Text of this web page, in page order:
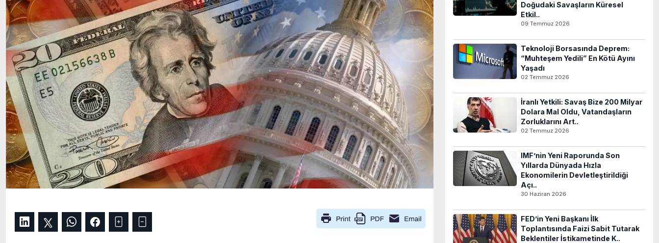
Doğudaki Savaşların Küresel
Etkil..
09 Temmuz 2026
Teknoloji Borsasında Deprem:
“Muhteşem Yedili” En Kötü Ayını
Yaşadı
02 Temmuz 2026
İranlı Yetkili: Savaş Bize 200 Milyar
Dolara Mal Oldu, Vatandaşların
Zorluklarını Art..
02 Temmuz 2026
IMF’nin Yeni Raporunda Son
Yıllarda Dünyada Hızla
Ekonomilerin Devletleştirildiği
Açı..
30 Haziran 2026
FED’in Yeni Başkanı İlk
Toplantısında Faizi Sabit Tutarak
Beklentiler İstikametinde K..